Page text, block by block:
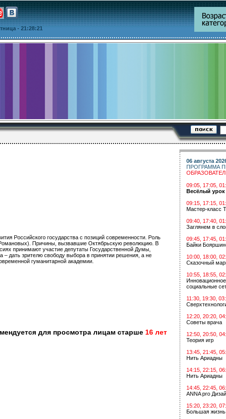
- 21:28:21
Российского государства с позиций современности. Роль
Причины, вызвавшие Октябрьскую революцию. В
принимают участие депутаты Государственной Думы,
– дать зрителю свободу выбора в принятии решения, а не
гуманитарной академии.
для просмотра лицам старше 16 лет
06 августа
ПРОГРАММА
09:05, 17:05,
Весёлый урок
09:15, 17:15,
Мастер-класс
09:40, 17:40,
Заглянем в
09:45, 17:45,
Байки
10:00, 18:00,
Сказочный
10:55, 18:55,
социальные
11:30, 19:30,
12:20, 20:20,
Советы врача
12:50, 20:50,
Теория игр
13:45, 21:45,
Нить Ариадны
14:15, 22:15,
Нить Ариадны
14:45, 22:45,
ANNA pro
15:20, 23:20,
Большая жизнь